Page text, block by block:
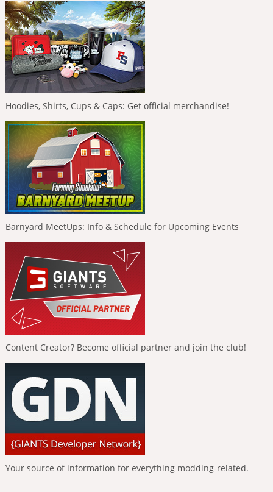
Hoodies, Shirts, Cups & Caps: Get official merchandise!
Barnyard MeetUps: Info & Schedule for Upcoming Events
Content Creator? Become official partner and join the club!
Your source of information for everything modding-related.